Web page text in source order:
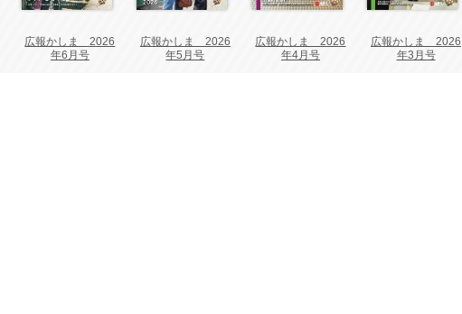
広報かしま 2026
年6月号
広報かしま 2026
年5月号
広報かしま 2026
年4月号
広報かしま 2026
年3月号